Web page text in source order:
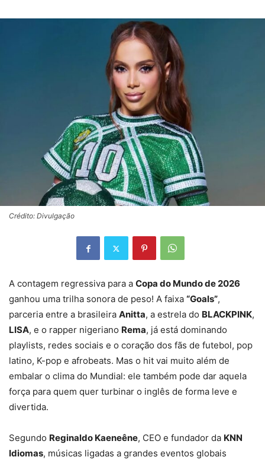
Crédito: Divulgação
A contagem regressiva para a Copa do Mundo de 2026
ganhou uma trilha sonora de peso! A faixa “Goals”,
parceria entre a brasileira Anitta, a estrela do BLACKPINK,
LISA, e o rapper nigeriano Rema, já está dominando
playlists, redes sociais e o coração dos fãs de futebol, pop
latino, K-pop e afrobeats. Mas o hit vai muito além de
embalar o clima do Mundial: ele também pode dar aquela
força para quem quer turbinar o inglês de forma leve e
divertida.
Segundo Reginaldo Kaeneêne, CEO e fundador da KNN
Idiomas, músicas ligadas a grandes eventos globais